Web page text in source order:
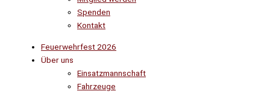
Spenden
Kontakt
Feuerwehrfest 2026
Über uns
Einsatzmannschaft
Fahrzeuge